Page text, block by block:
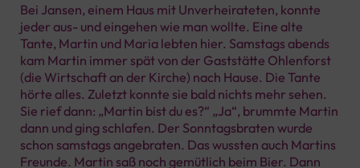
Bei Jansen, einem Haus mit Unverheirateten, konnte
jeder aus- und eingehen wie man wollte. Eine alte
Tante, Martin und Maria lebten hier. Samstags abends
kam Martin immer spät von der Gaststätte Ohlenforst
(die Wirtschaft an der Kirche) nach Hause. Die Tante
hörte alles. Zuletzt konnte sie bald nichts mehr sehen.
Sie rief dann: „Martin bist du es?“ „Ja“, brummte Martin
dann und ging schlafen. Der Sonntagsbraten wurde
schon samstags angebraten. Das wussten auch Martins
Freunde. Martin saß noch gemütlich beim Bier. Dann